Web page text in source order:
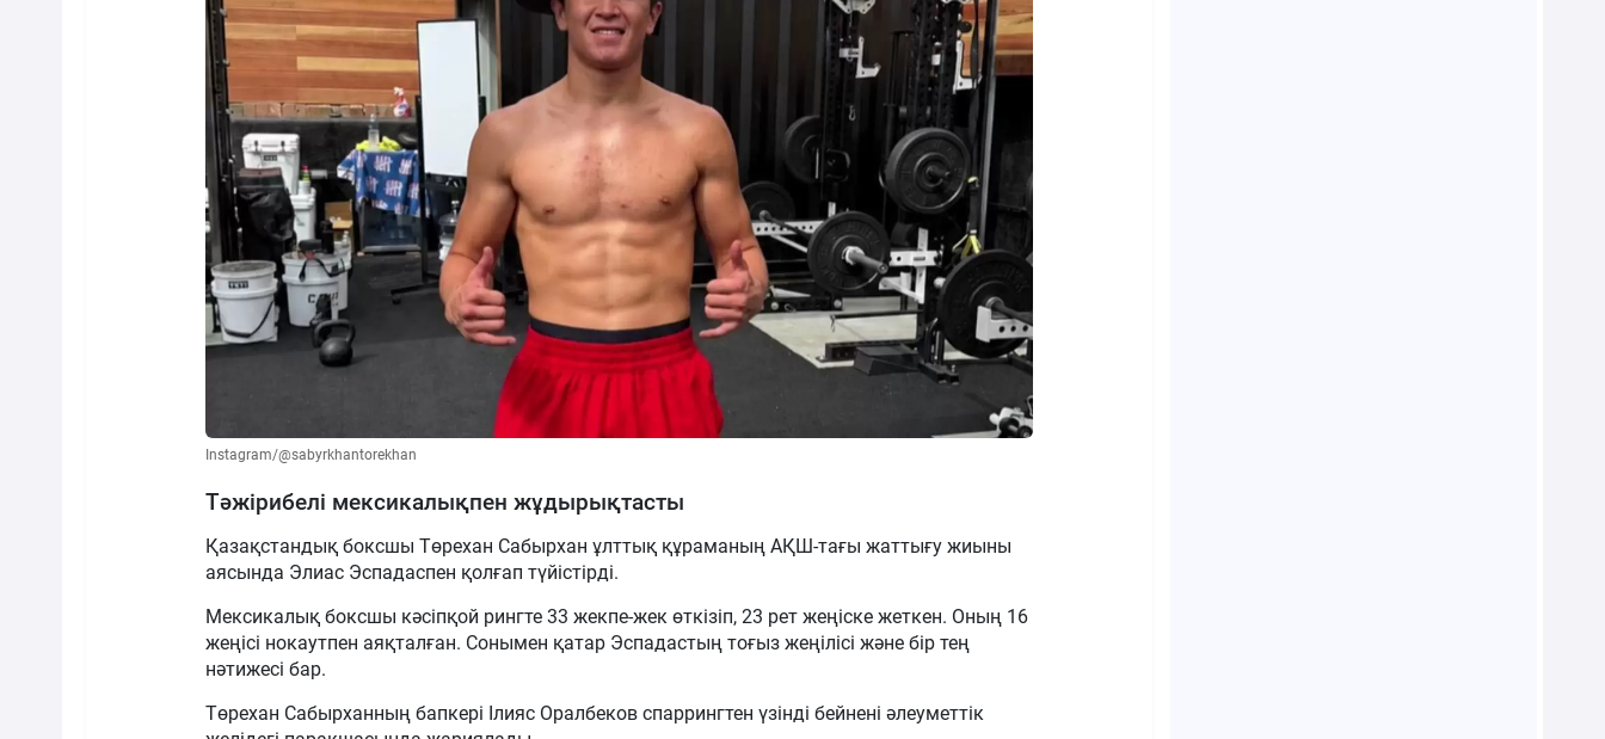
Instagram/@sabyrkhantorekhan
Тәжірибелі мексикалықпен жұдырықтасты
Қазақстандық боксшы Төрехан Сабырхан ұлттық құраманың АҚШ-тағы жаттығу жиыны
аясында Элиас Эспадаспен қолғап түйістірді.
Мексикалық боксшы кәсіпқой рингте 33 жекпе-жек өткізіп, 23 рет жеңіске жеткен. Оның 16
жеңісі нокаутпен аяқталған. Сонымен қатар Эспадастың тоғыз жеңілісі және бір тең
нәтижесі бар.
Төрехан Сабырханның бапкері Ілияс Оралбеков спаррингтен үзінді бейнені әлеуметтік